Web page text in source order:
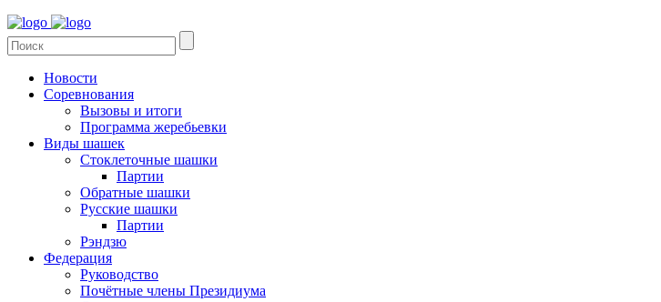
Новости
Соревнования
Вызовы и итоги
Программа жеребьевки
Виды шашек
Стоклеточные шашки
Партии
Обратные шашки
Русские шашки
Партии
Рэндзю
Федерация
Руководство
Почётные члены Президиума